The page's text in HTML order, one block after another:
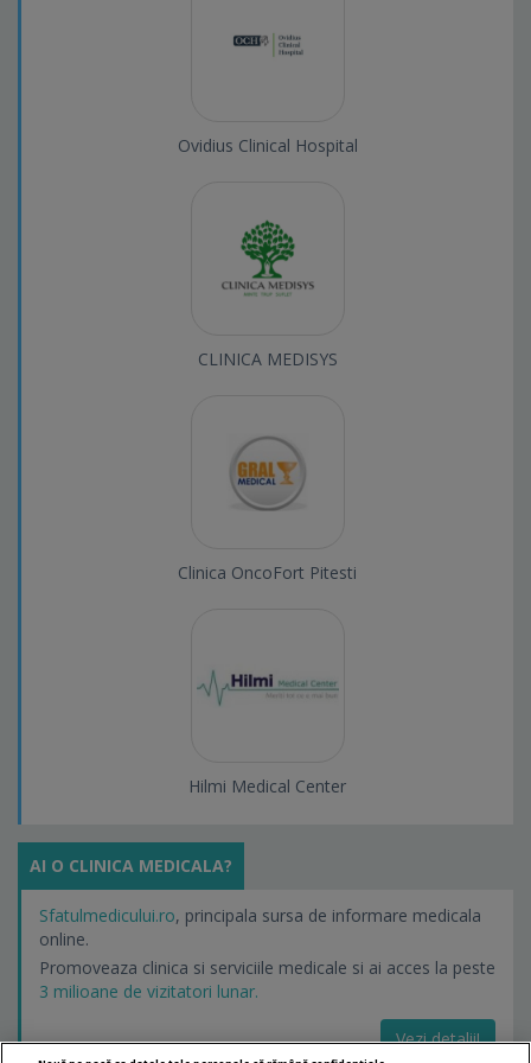
Ovidius Clinical Hospital
CLINICA MEDISYS
Clinica OncoFort Pitesti
Hilmi Medical Center
AI O CLINICA MEDICALA?
Sfatulmedicului.ro, principala sursa de informare medicala
online.
Promoveaza clinica si serviciile medicale si ai acces la peste
3 milioane de vizitatori lunar.
Vezi detalii!